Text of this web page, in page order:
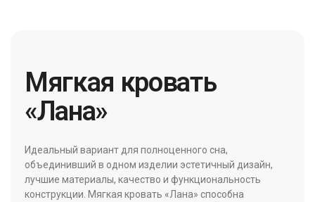
Мягкая кровать
«Лана»
Идеальный вариант для полноценного сна,
объединивший в одном изделии эстетичный дизайн,
лучшие материалы, качество и функциональность
конструкции. Мягкая кровать «Лана» способна